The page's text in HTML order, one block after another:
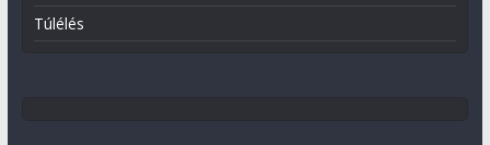
Túlélés